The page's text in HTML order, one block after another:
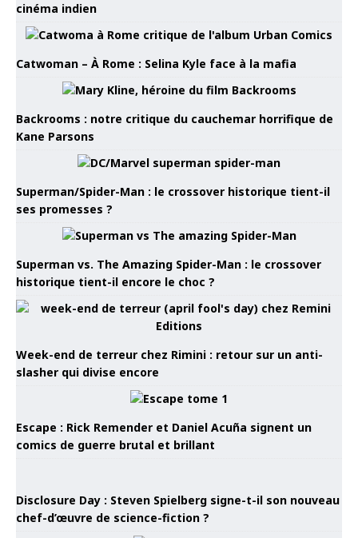
cinéma indien
Catwoman – À Rome : Selina Kyle face à la mafia
Backrooms : notre critique du cauchemar horrifique de
Kane Parsons
Superman/Spider-Man : le crossover historique tient-il
ses promesses ?
Superman vs. The Amazing Spider-Man : le crossover
historique tient-il encore le choc ?
Week-end de terreur chez Rimini : retour sur un anti-
slasher qui divise encore
Escape : Rick Remender et Daniel Acuña signent un
comics de guerre brutal et brillant
Disclosure Day : Steven Spielberg signe-t-il son nouveau
chef-d’œuvre de science-fiction ?